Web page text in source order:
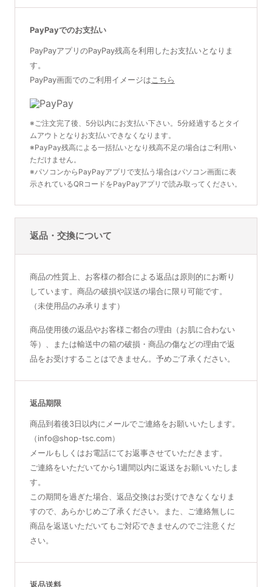
PayPayでのお支払い
PayPayアプリのPayPay残高を利用したお支払いとなりま
す。
PayPay画面でのご利用イメージは こちら
※ご注文完了後、5分以内にお支払い下さい。5分経過するとタイ
ムアウトとなりお支払いできなくなります。
※PayPay残高による一括払いとなり残高不足の場合はご利用い
ただけません。
※パソコンからPayPayアプリで支払う場合はパソコン画面に表
示されているQRコードをPayPayアプリで読み取ってください。
返品・交換について
商品の性質上、お客様の都合による返品は原則的にお断り
しています。商品の破損や誤送の場合に限り可能です。
（未使用品のみ承ります）
商品使用後の返品やお客様ご都合の理由（お肌に合わない
等）、または輸送中の箱の破損・商品の傷などの理由で返
品をお受けすることはできません。予めご了承ください。
返品期限
商品到着後3日以内にメールでご連絡をお願いいたします。
（info@shop-tsc.com）
メールもしくはお電話にてお返事させていただきます。
ご連絡をいただいてから1週間以内に返送をお願いいたしま
す。
この期間を過ぎた場合、返品交換はお受けできなくなりま
すので、あらかじめご了承ください。また、ご連絡無しに
商品を返送いただいてもご対応できませんのでご注意くだ
さい。
返品送料